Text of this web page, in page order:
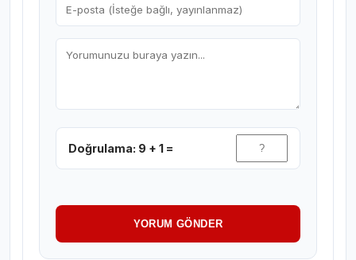
Doğrulama: 9 + 1 =
YORUM GÖNDER